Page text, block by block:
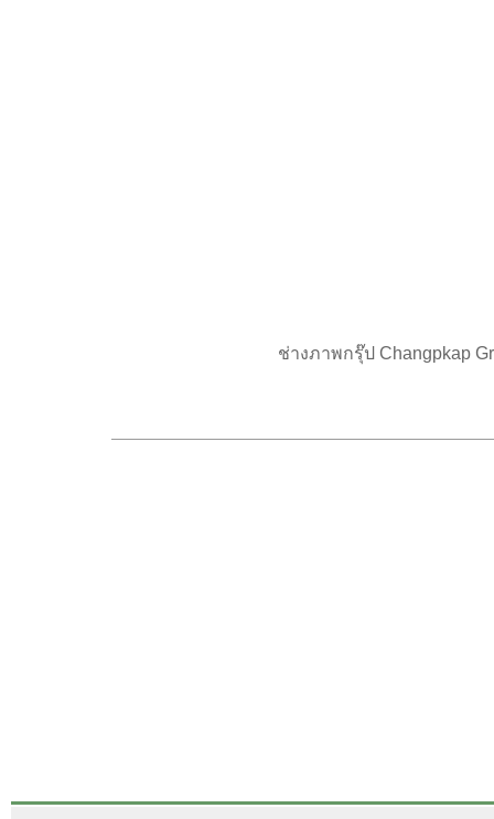
ช่างภาพกรุ๊ป Changpkap